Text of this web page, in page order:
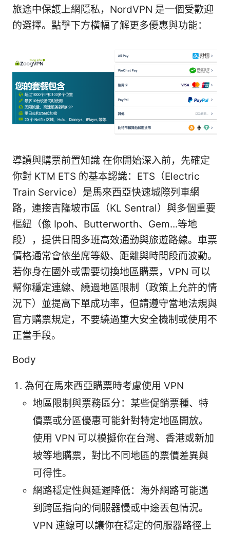
旅途中保護上網隱私，NordVPN 是一個受歡迎
的選擇。點擊下方橫幅了解更多優惠與功能：
導讀與購票前置知識 在你開始深入前，先確定
你對 KTM ETS 的基本認識：ETS（Electric
Train Service）是馬來西亞快速城際列車網
路，連接吉隆坡市區（KL Sentral）與多個重要
樞紐（像 Ipoh、Butterworth、Gem...等地
段），提供日間多班高效通勤與旅遊路線。車票
價格通常會依坐席等級、距離與時間段而波動。
若你身在國外或需要切換地區購票，VPN 可以
幫你穩定連線、繞過地區限制（政策上允許的情
況下）並提高下單成功率，但請遵守當地法規與
官方購票規定，不要繞過重大安全機制或使用不
正當手段。
Body
為何在馬來西亞購票時考慮使用 VPN
地區限制與票務區分：某些促銷票種、特
價票或分區優惠可能針對特定地區開放。
使用 VPN 可以模擬你在台灣、香港或新加
坡等地購票，對比不同地區的票價差異與
可得性。
網路穩定性與延遲降低：海外網路可能遇
到跨區指向的伺服器慢或中途丟包情況。
VPN 連線可以讓你在穩定的伺服器路徑上